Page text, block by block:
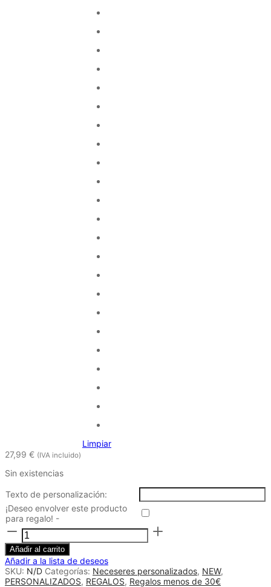
Limpiar
27,99 € (IVA incluido)
Sin existencias
Texto de personalización:
¡Deseo envolver este producto
para regalo! -
Neceser
personalizado
grande
fuscia
Sicilia
cantidad
Añadir al carrito
Añadir a la lista de deseos
SKU: N/D Categorías: Neceseres personalizados, NEW,
PERSONALIZADOS, REGALOS, Regalos menos de 30€